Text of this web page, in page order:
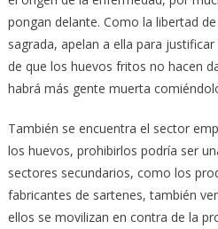
pongan delante. Como la libertad
sagrada, apelan a ella para
de que los huevos fritos no hacen
habrá más gente muerta
También se encuentra el sector
los huevos, prohibirlos podría ser
sectores secundarios, como los
fabricantes de sartenes, también
ellos se movilizan en contra de la